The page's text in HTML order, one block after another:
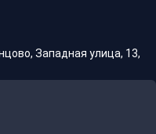
Западная улица, 13,